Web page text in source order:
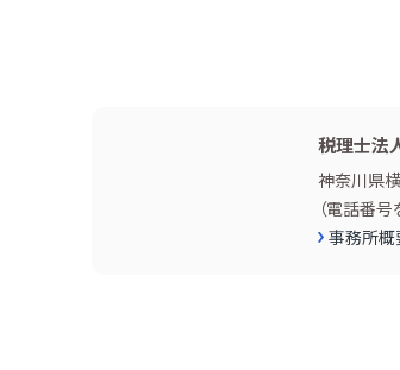
税理士法
神奈川県
（電話番号
事務所概